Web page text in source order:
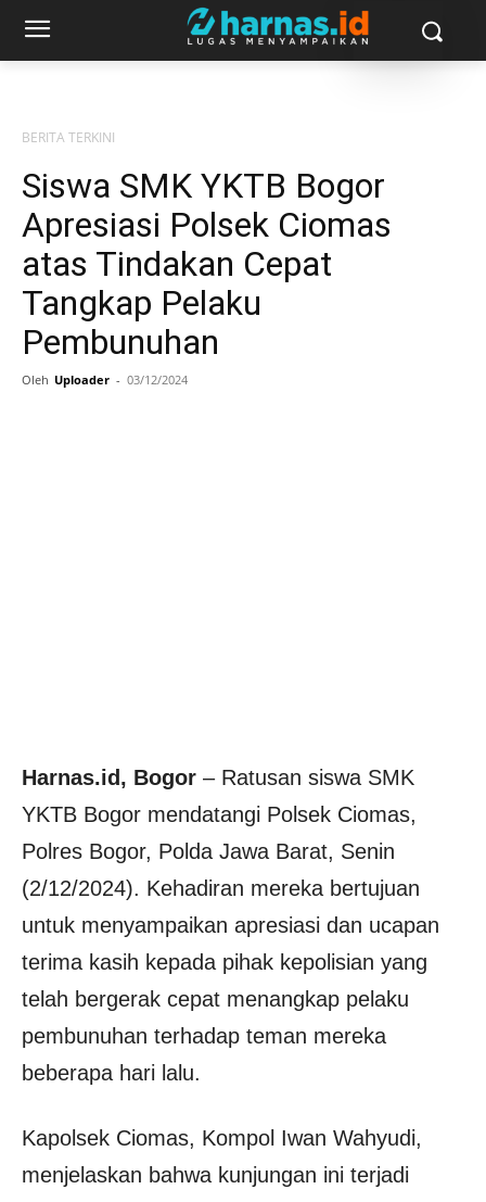
BERITA TERKINI
Siswa SMK YKTB Bogor
Apresiasi Polsek Ciomas
atas Tindakan Cepat
Tangkap Pelaku
Pembunuhan
Oleh Uploader - 03/12/2024
Harnas.id, Bogor – Ratusan siswa SMK
YKTB Bogor mendatangi Polsek Ciomas,
Polres Bogor, Polda Jawa Barat, Senin
(2/12/2024). Kehadiran mereka bertujuan
untuk menyampaikan apresiasi dan ucapan
terima kasih kepada pihak kepolisian yang
telah bergerak cepat menangkap pelaku
pembunuhan terhadap teman mereka
beberapa hari lalu.
Kapolsek Ciomas, Kompol Iwan Wahyudi,
menjelaskan bahwa kunjungan ini terjadi